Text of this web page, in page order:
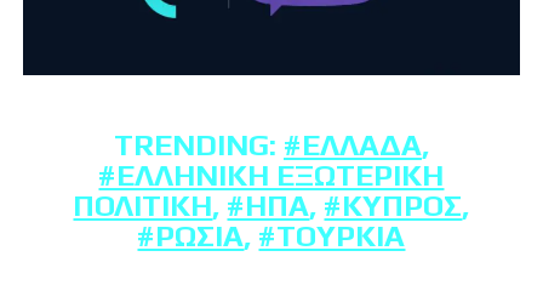
TRENDING: #ΕΛΛΆΔΑ,
#ΕΛΛΗΝΙΚΉ ΕΞΩΤΕΡΙΚΉ
ΠΟΛΙΤΙΚΉ, #ΗΠΑ, #ΚΎΠΡΟΣ,
#ΡΩΣΊΑ, #ΤΟΥΡΚΊΑ